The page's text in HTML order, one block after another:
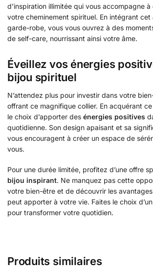
d’inspiration illimitée qui vous accompagne
votre cheminement spirituel. En intégrant
garde-robe, vous vous ouvrez à des
de self-care, nourrissant ainsi votre âme.
Éveillez vos énergies
bijou spirituel
N’attendez plus pour investir dans votre
offrant ce magnifique collier. En acquérant
le choix d’apporter des énergies positives
quotidienne. Son design apaisant et sa
vous encouragent à créer un espace de
vous.
Pour une durée limitée, profitez d’une offre
bijou inspirant. Ne manquez pas cette
votre bien-être et de découvrir les
peut apporter à votre vie. Faites le choix d’un
pour transformer votre quotidien.
Produits similaires